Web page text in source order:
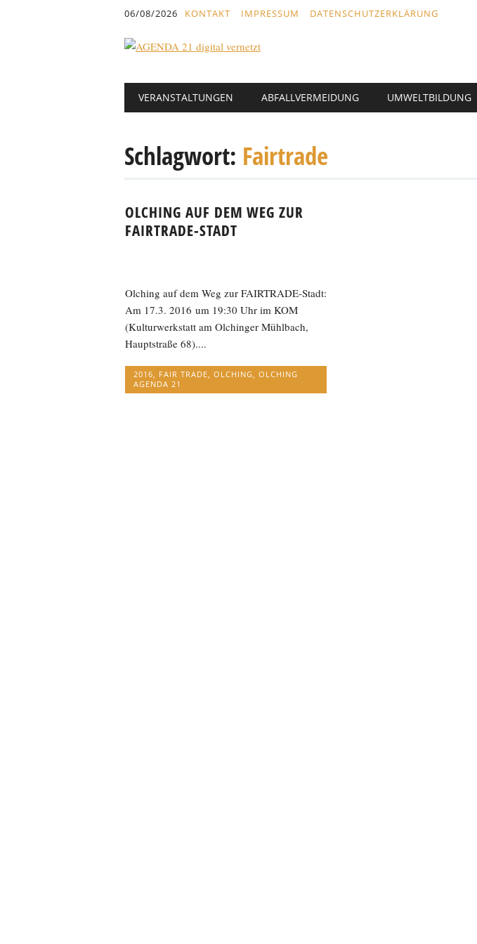
06/08/2026 KONTAKT IMPRESSUM DATENSCHUTZERKLÄRUNG
Hauptmenü
Abbrechen
VERANSTALTUNGEN ABFALLVERMEIDUNG UMWELTBILDUNG
Schlagwort: Fairtrade
OLCHING AUF DEM WEG ZUR
FAIRTRADE-STADT
Olching auf dem Weg zur FAIRTRADE-Stadt:
Am 17.3. 2016 um 19:30 Uhr im KOM
(Kulturwerkstatt am Olchinger Mühlbach,
Hauptstraße 68)....
2016 FAIR TRADE OLCHING OLCHING
AGENDA 21